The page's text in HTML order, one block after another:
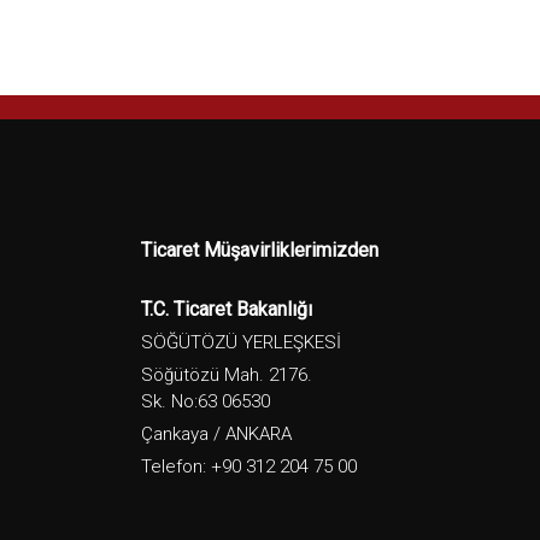
Ticaret Müşavirliklerimizden
T.C. Ticaret Bakanlığı
SÖĞÜTÖZÜ YERLEŞKESİ
Söğütözü Mah. 2176.
Sk. No:63 06530
Çankaya / ANKARA
Telefon: +90 312 204 75 00